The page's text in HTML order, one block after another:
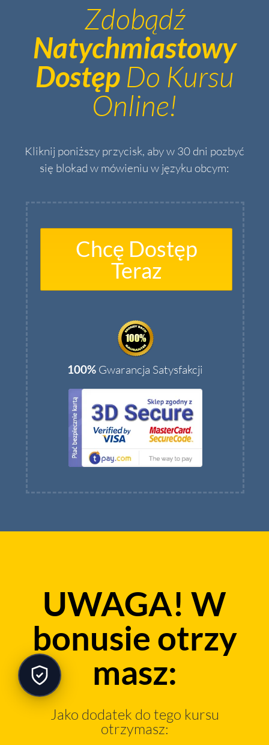
Zdobądź
Natychmiastowy
DostępDo Kursu
Online!
Kliknij poniższy przycisk, aby w 30 dni pozbyć
się blokad w mówieniu w języku obcym:
Chcę Dostęp
Teraz
100% Gwarancja Satysfakcji
UWAGA! W
bonusie otrzy
masz:
Jako dodatek do tego kursu
otrzymasz: